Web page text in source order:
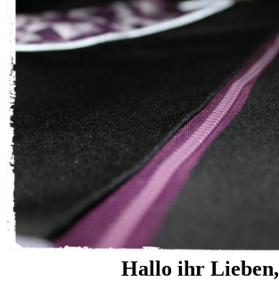
Hallo ihr Lieben,